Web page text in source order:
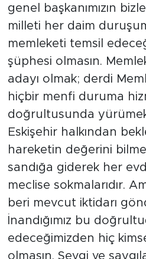
genel başkanımızın
milleti her daim
memleketi temsil
şüphesi olmasın.
adayı olmak; derdi
hiçbir menfi duruma
doğrultusunda
Eskişehir halkından
hareketin değerini
sandığa giderek her
meclise sokmalarıdır.
beri mevcut iktidarı
İnandığımız bu
edeceğimizden hiç
olmasın. Sevgi ve